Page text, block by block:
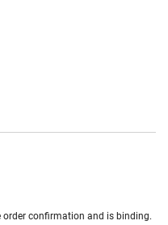
confirmation and is binding.